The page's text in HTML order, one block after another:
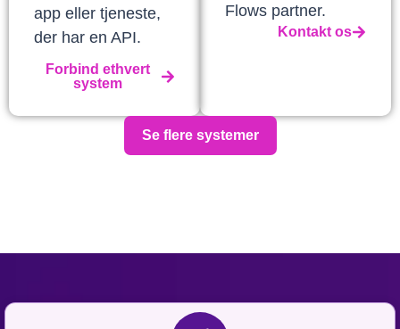
app eller tjeneste,
der har en API.
Forbind ethvert
system
Flows partner.
Kontakt os
Se flere systemer